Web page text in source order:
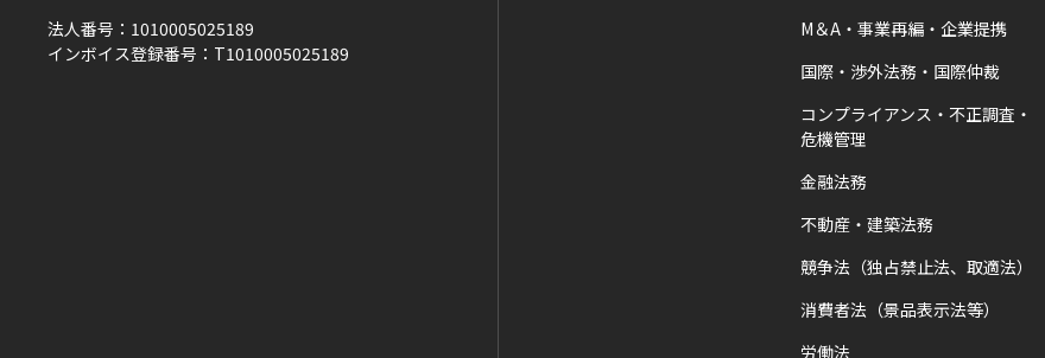
法人番号： 1010005025189
インボイス登録番号： T1010005025189
M＆A・事業再編・企業提携
国際・渉外法務・国際仲裁
コンプライアンス・不正調査・
危機管理
金融法務
不動産・建築法務
競争法（独占禁止法、取適法）
消費者法（景品表示法等）
労働法